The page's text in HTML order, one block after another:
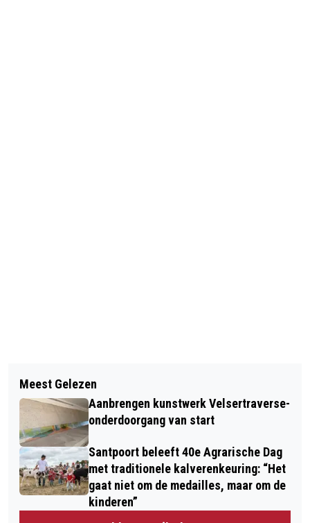
HET PIOPPI-DIEET: ZOVEELSTE HYPE
OF DÉ OPLOSSING?
GEBOORTES I HUWELIJKEN I
OVERLEDEN
Meest Gelezen
Aanbrengen kunstwerk Velsertraverse-
onderdoorgang van start
Santpoort beleeft 40e Agrarische Dag
met traditionele kalverenkeuring: “Het
gaat niet om de medailles, maar om de
kinderen”